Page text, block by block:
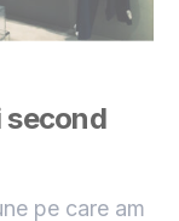
second
pe care am